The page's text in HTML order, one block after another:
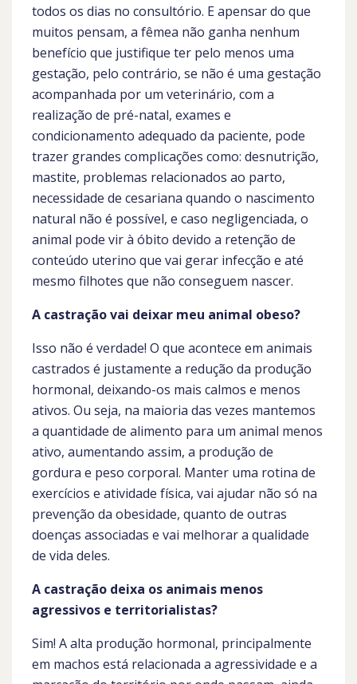
todos os dias no consultório. E apensar do que
muitos pensam, a fêmea não ganha nenhum
benefício que justifique ter pelo menos uma
gestação, pelo contrário, se não é uma gestação
acompanhada por um veterinário, com a
realização de pré-natal, exames e
condicionamento adequado da paciente, pode
trazer grandes complicações como: desnutrição,
mastite, problemas relacionados ao parto,
necessidade de cesariana quando o nascimento
natural não é possível, e caso negligenciada, o
animal pode vir à óbito devido a retenção de
conteúdo uterino que vai gerar infecção e até
mesmo filhotes que não conseguem nascer.
A castração vai deixar meu animal obeso?
Isso não é verdade! O que acontece em animais
castrados é justamente a redução da produção
hormonal, deixando-os mais calmos e menos
ativos. Ou seja, na maioria das vezes mantemos
a quantidade de alimento para um animal menos
ativo, aumentando assim, a produção de
gordura e peso corporal. Manter uma rotina de
exercícios e atividade física, vai ajudar não só na
prevenção da obesidade, quanto de outras
doenças associadas e vai melhorar a qualidade
de vida deles.
A castração deixa os animais menos
agressivos e territorialistas?
Sim! A alta produção hormonal, principalmente
em machos está relacionada a agressividade e a